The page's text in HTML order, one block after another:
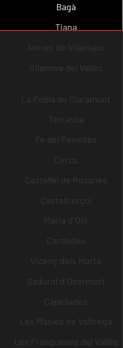
Bagà
Tiana
Antoni de Vilamajor
Vilanova del Vallès
La Pobla de Claramunt
Terrassa
Fe del Penedès
Cercs
Castellví de Rosanes
Castellterçol
Maria d´Oló
Cardedeu
Vicenç dels Horts
Sadurní d´Osormort
Capellades
Les Masíes de Voltregà
Les Franqueses del Vallès